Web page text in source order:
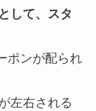
して、スタ
ポンが配られ
左右される